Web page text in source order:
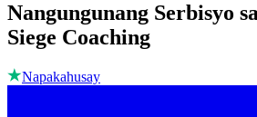
Nangungunang Serbisyo
Siege Coaching
Napakahusay